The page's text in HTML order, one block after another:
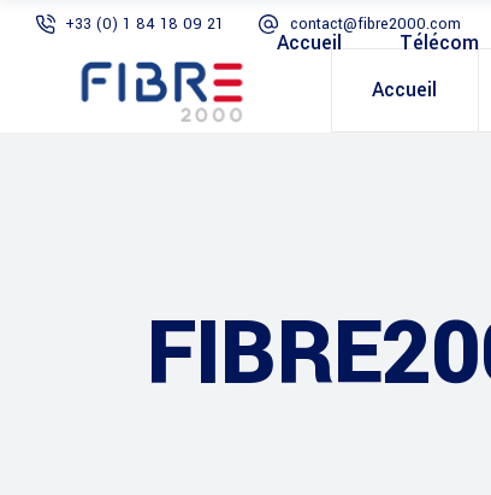
+33 (0) 1 84 18 09 21 contact@fibre2000.com
Accueil
Accueil Télécom